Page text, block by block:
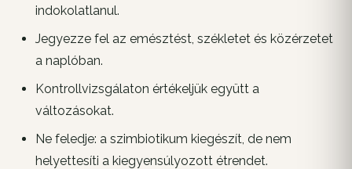
indokolatlanul.
Jegyezze fel az emésztést, székletet és közérzetet
a naplóban.
Kontrollvizsgálaton értékeljük együtt a
változásokat.
Ne feledje: a szimbiotikum kiegészít, de nem
helyettesíti a kiegyensúlyozott étrendet.